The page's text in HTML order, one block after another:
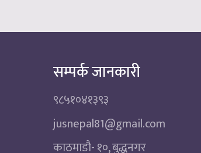
सम्पर्क जानकारी
९८५१०४१३९३
jusnepal81@gmail.com
काठमाडाै‌- १०, बुद्धनगर